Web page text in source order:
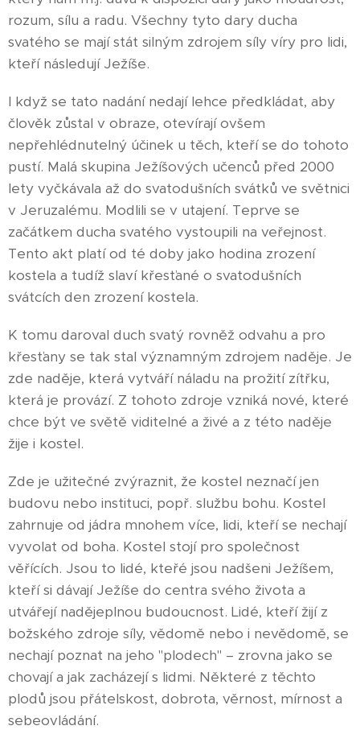
rozum, sílu a radu. Všechny tyto dary ducha
svatého se mají stát silným zdrojem síly víry pro lidi,
kteří následují Ježíše.
I když se tato nadání nedají lehce předkládat, aby
člověk zůstal v obraze, otevírají ovšem
nepřehlédnutelný účinek u těch, kteří se do tohoto
pustí. Malá skupina Ježíšových učenců před 2000
lety vyčkávala až do svatodušních svátků ve světnici
v Jeruzalému. Modlili se v utajení. Teprve se
začátkem ducha svatého vystoupili na veřejnost.
Tento akt platí od té doby jako hodina zrození
kostela a tudíž slaví křesťané o svatodušních
svátcích den zrození kostela.
K tomu daroval duch svatý rovněž odvahu a pro
křesťany se tak stal významným zdrojem naděje. Je
zde naděje, která vytváří náladu na prožití zítřku,
která je provází. Z tohoto zdroje vzniká nové, které
chce být ve světě viditelné a živé a z této naděje
žije i kostel.
Zde je užitečné zvýraznit, že kostel neznačí jen
budovu nebo instituci, popř. službu bohu. Kostel
zahrnuje od jádra mnohem více, lidi, kteří se nechají
vyvolat od boha. Kostel stojí pro společnost
věřících. Jsou to lidé, kteřé jsou nadšeni Ježíšem,
kteří si dávají Ježíše do centra svého života a
utvářejí nadějeplnou budoucnost. Lidé, kteří žijí z
božského zdroje síly, vědomě nebo i nevědomě, se
nechají poznat na jeho "plodech" – zrovna jako se
chovají a jak zacházejí s lidmi. Některé z těchto
plodů jsou přátelskost, dobrota, věrnost, mírnost a
sebeovládání.